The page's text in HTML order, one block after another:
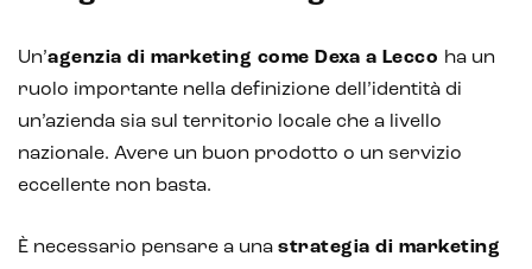
Un’agenzia di marketing come Dexa a Lecco ha un
ruolo importante nella definizione dell’identità di
un’azienda sia sul territorio locale che a livello
nazionale. Avere un buon prodotto o un servizio
eccellente non basta.
È necessario pensare a una strategia di marketing